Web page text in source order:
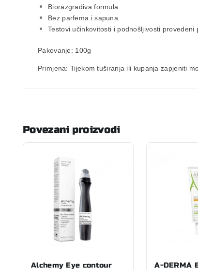
Biorazgradiva formula.
Bez parfema i sapuna.
Testovi učinkovitosti i podnošljivosti provedeni
Pakovanje: 100g
Primjena: Tijekom tuširanja ili kupanja zapjeniti
Povezani proizvodi
Alchemy Eye contour
A-DERMA